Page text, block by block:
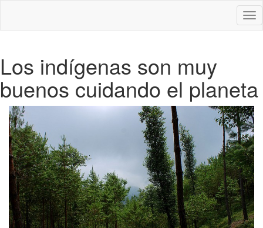
Los indígenas son muy
buenos cuidando el planeta